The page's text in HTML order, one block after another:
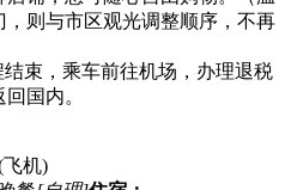
则与市区观光调整顺序，不再
束，乘车前往机场，办理退税
国内。
飞机)